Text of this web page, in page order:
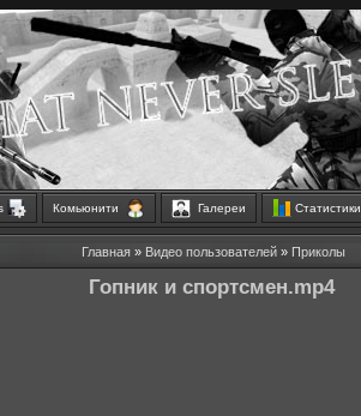
Комьюнити Галереи Статистики
Главная » Видео пользователей » Приколы
Гопник и спортсмен.mp4